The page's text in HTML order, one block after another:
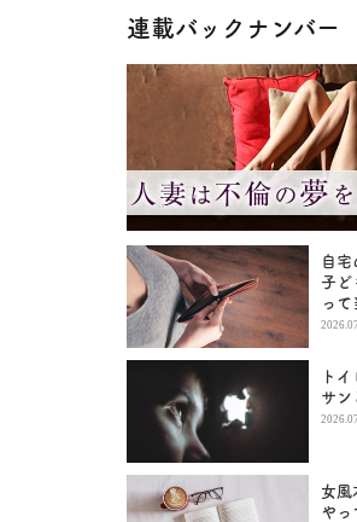
連載バックナンバー
自宅
子ど
って
ト
サン
女風
やっ